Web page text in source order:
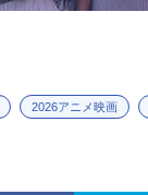
2026アニメ映画